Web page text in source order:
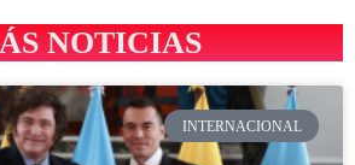
NOTICIAS
INTERNACIONAL